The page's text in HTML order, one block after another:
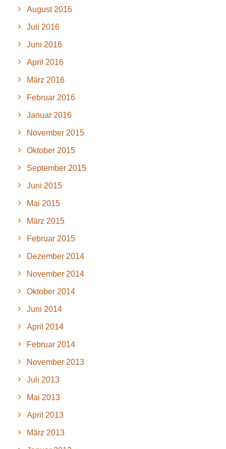
August 2016
Juli 2016
Juni 2016
April 2016
März 2016
Februar 2016
Januar 2016
November 2015
Oktober 2015
September 2015
Juni 2015
Mai 2015
März 2015
Februar 2015
Dezember 2014
November 2014
Oktober 2014
Juni 2014
April 2014
Februar 2014
November 2013
Juli 2013
Mai 2013
April 2013
März 2013